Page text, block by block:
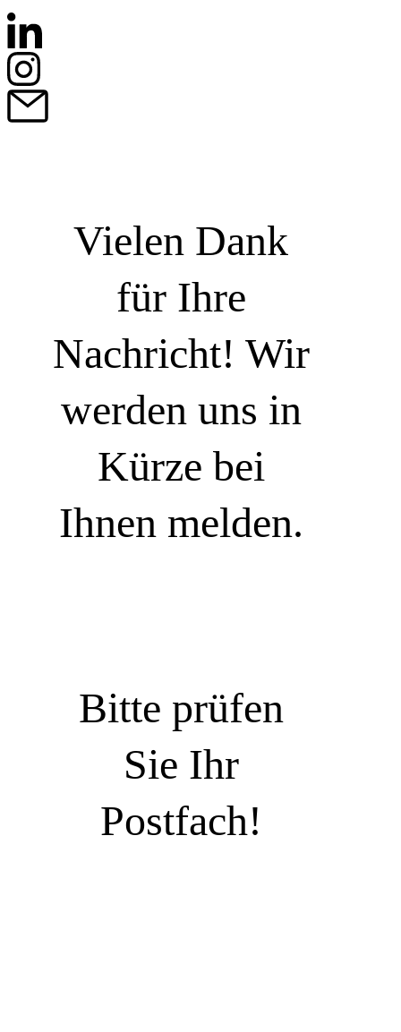
Vielen Dank
für Ihre
Nachricht! Wir
werden uns in
Kürze bei
Ihnen melden.
Bitte prüfen
Sie Ihr
Postfach!